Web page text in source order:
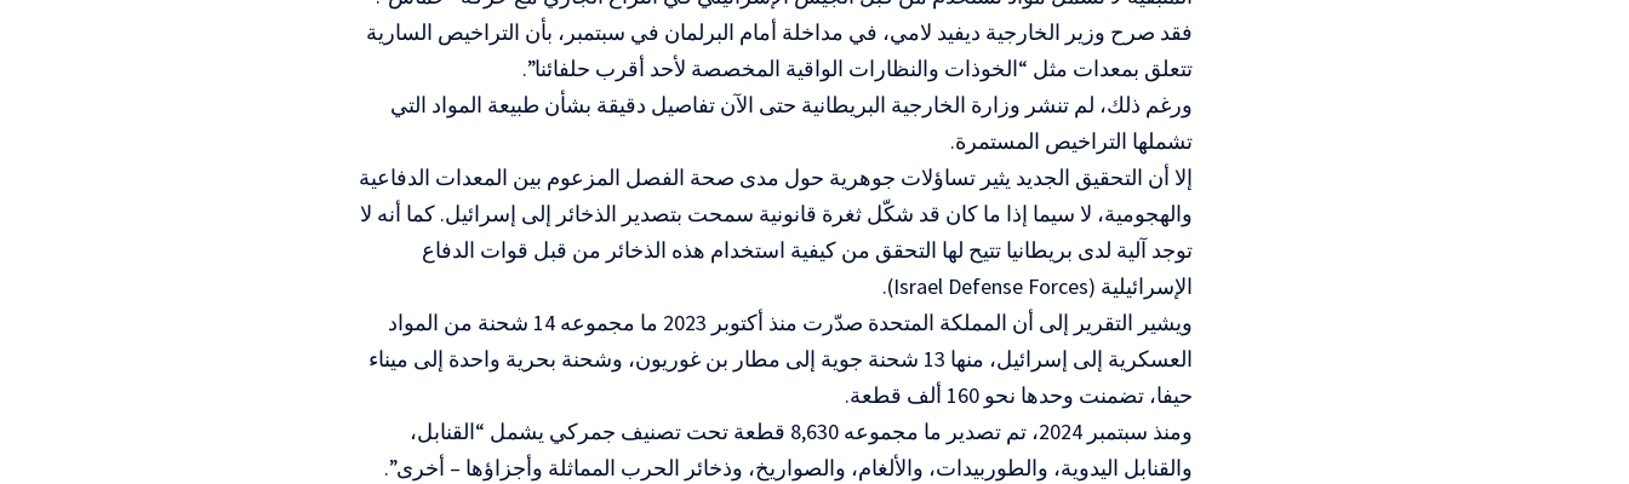
فقد صرح وزير الخارجية ديفيد لامي، في مداخلة أمام البرلمان في سبتمبر، بأن التراخيص السارية
تتعلق بمعدات مثل “الخوذات والنظارات الواقية المخصصة لأحد أقرب حلفائنا”.
ورغم ذلك، لم تنشر وزارة الخارجية البريطانية حتى الآن تفاصيل دقيقة بشأن طبيعة المواد التي
تشملها التراخيص المستمرة.
إلا أن التحقيق الجديد يثير تساؤلات جوهرية حول مدى صحة الفصل المزعوم بين المعدات الدفاعية
والهجومية، لا سيما إذا ما كان قد شكّل ثغرة قانونية سمحت بتصدير الذخائر إلى إسرائيل. كما أنه لا
توجد آلية لدى بريطانيا تتيح لها التحقق من كيفية استخدام هذه الذخائر من قبل قوات الدفاع
الإسرائيلية (Israel Defense Forces).
ويشير التقرير إلى أن المملكة المتحدة صدّرت منذ أكتوبر 2023 ما مجموعه 14 شحنة من المواد
العسكرية إلى إسرائيل، منها 13 شحنة جوية إلى مطار بن غوريون، وشحنة بحرية واحدة إلى ميناء
حيفا، تضمنت وحدها نحو 160 ألف قطعة.
ومنذ سبتمبر 2024، تم تصدير ما مجموعه 8,630 قطعة تحت تصنيف جمركي يشمل “القنابل،
والقنابل اليدوية، والطوربيدات، والألغام، والصواريخ، وذخائر الحرب المماثلة وأجزاؤها – أخرى”.